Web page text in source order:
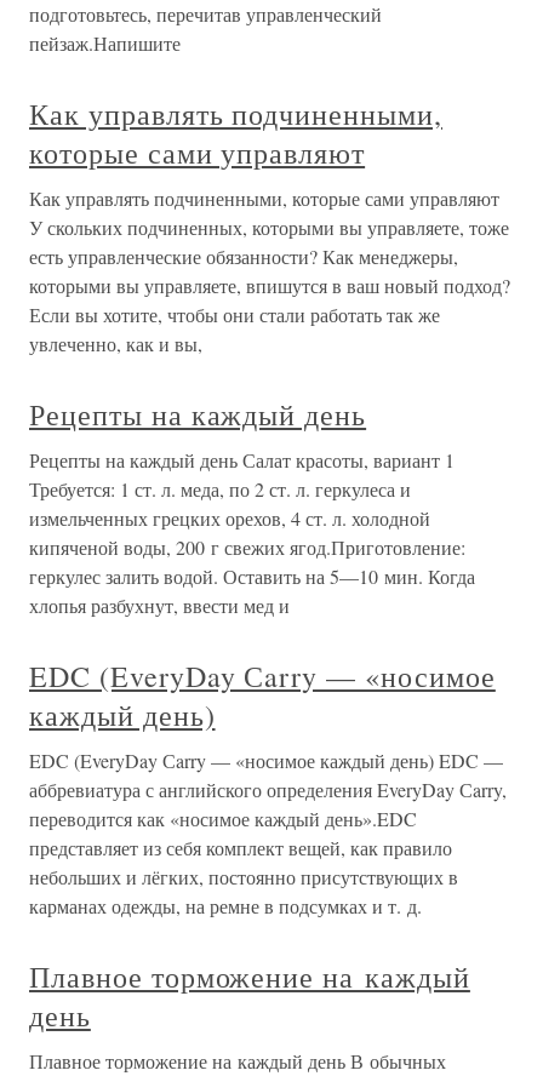
подготовьтесь, перечитав управленческий
пейзаж.Напишите
Как управлять подчиненными,
которые сами управляют
Как управлять подчиненными, которые сами управляют
У скольких подчиненных, которыми вы управляете, тоже
есть управленческие обязанности? Как менеджеры,
которыми вы управляете, впишутся в ваш новый подход?
Если вы хотите, чтобы они стали работать так же
увлеченно, как и вы,
Рецепты на каждый день
Рецепты на каждый день Салат красоты, вариант 1
Требуется: 1 ст. л. меда, по 2 ст. л. геркулеса и
измельченных грецких орехов, 4 ст. л. холодной
кипяченой воды, 200 г свежих ягод.Приготовление:
геркулес залить водой. Оставить на 5—10 мин. Когда
хлопья разбухнут, ввести мед и
EDC (EveryDay Сarry — «носимое
каждый день)
EDC (EveryDay Сarry — «носимое каждый день) EDC —
аббревиатура с английского определения EveryDay Сarry,
переводится как «носимое каждый день».EDC
представляет из себя комплект вещей, как правило
небольших и лёгких, постоянно присутствующих в
карманах одежды, на ремне в подсумках и т. д.
Плавное торможение на каждый
день
Плавное торможение на каждый день В обычных